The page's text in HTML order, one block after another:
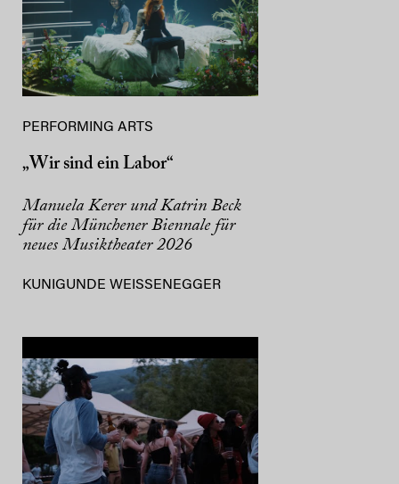
PERFORMING ARTS
„Wir sind ein Labor“
Manuela Kerer und Katrin Beck
für die Münchener Biennale für
neues Musiktheater 2026
KUNIGUNDE WEISSENEGGER